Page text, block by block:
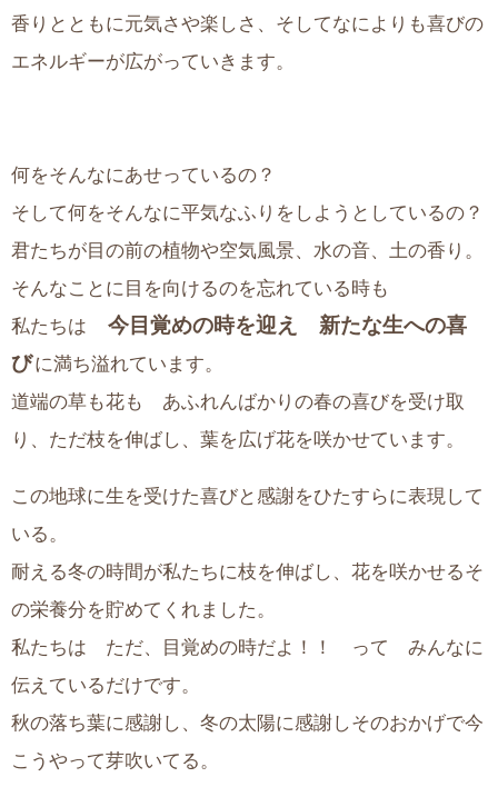
香りとともに元気さや楽しさ、そしてなによりも喜びの
エネルギーが広がっていきます。
何をそんなにあせっているの？
そして何をそんなに平気なふりをしようとしているの？
君たちが目の前の植物や空気風景、水の音、土の香り。
そんなことに目を向けるのを忘れている時も
私たちは 今目覚めの時を迎え 新たな生への喜
びに満ち溢れています。
道端の草も花も あふれんばかりの春の喜びを受け取
り、ただ枝を伸ばし、葉を広げ花を咲かせています。
この地球に生を受けた喜びと感謝をひたすらに表現して
いる。
耐える冬の時間が私たちに枝を伸ばし、花を咲かせるそ
の栄養分を貯めてくれました。
私たちは ただ、目覚めの時だよ！！ って みんなに
伝えているだけです。
秋の落ち葉に感謝し、冬の太陽に感謝しそのおかげで今
こうやって芽吹いてる。